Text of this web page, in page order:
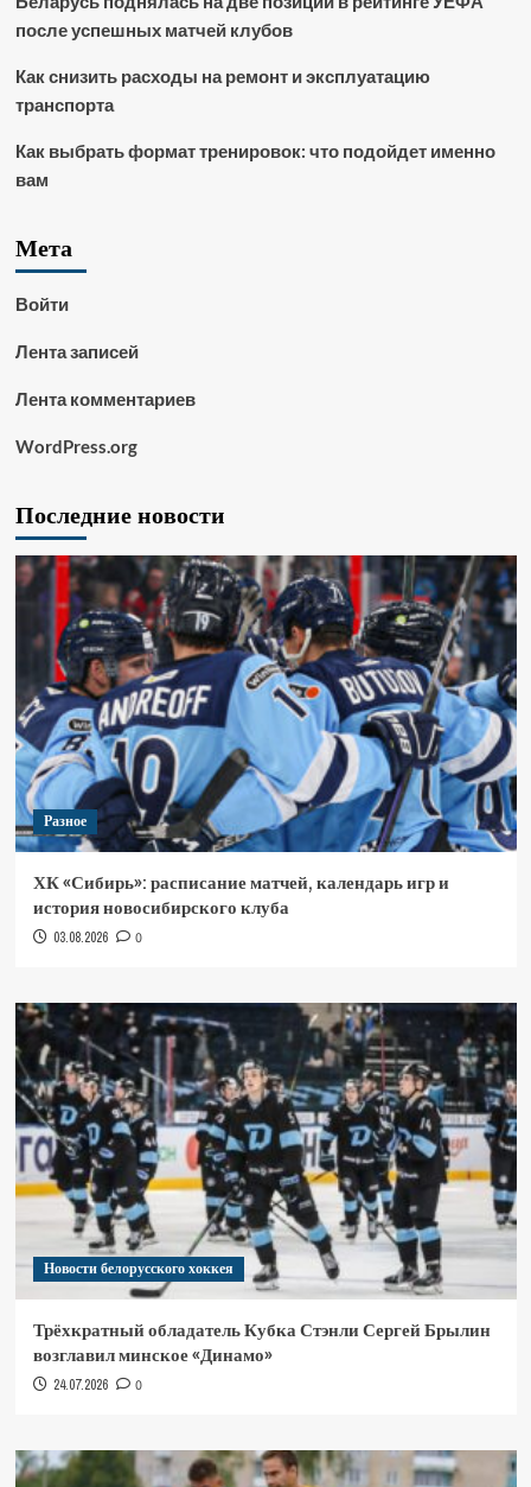
после успешных матчей клубов
Как снизить расходы на ремонт и эксплуатацию
транспорта
Как выбрать формат тренировок: что подойдет именно
вам
Мета
Войти
Лента записей
Лента комментариев
WordPress.org
Последние новости
Разное
ХК «Сибирь»: расписание матчей, календарь игр и
история новосибирского клуба
03.08.2026 0
Новости белорусского хоккея
Трёхкратный обладатель Кубка Стэнли Сергей Брылин
возглавил минское «Динамо»
24.07.2026 0